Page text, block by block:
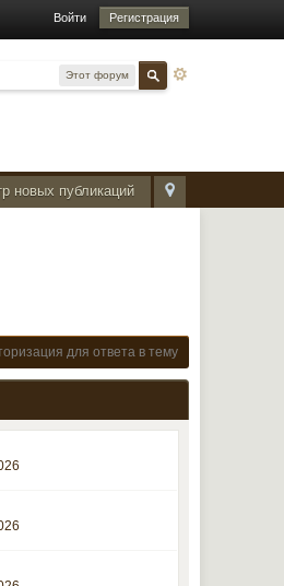
Войти Регистрация
Этот форум
новых публикаций
для ответа в тему